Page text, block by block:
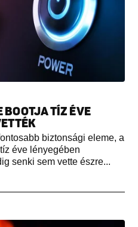
BOOTJA TÍZ ÉVE
biztonsági eleme, a
éve lényegében
senki sem vette észre...